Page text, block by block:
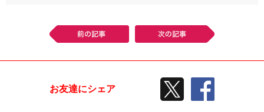
前の記事
お友達にシェア
TWEETする